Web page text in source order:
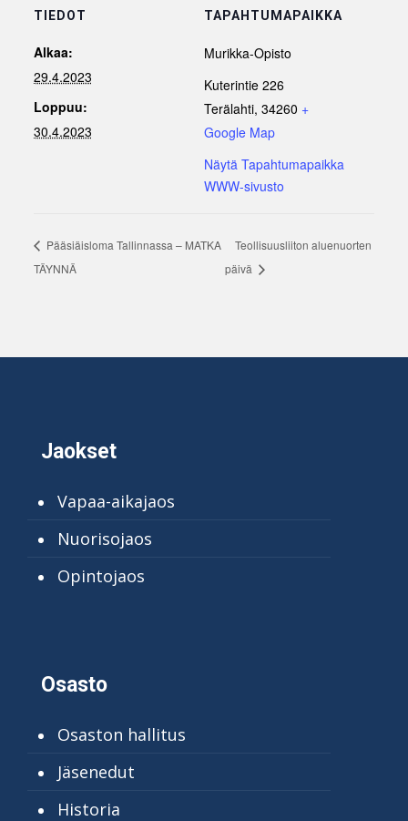
TIEDOT
Alkaa:
29.4.2023
Loppuu:
30.4.2023
TAPAHTUMAPAIKKA
Murikka-Opisto
Kuterintie 226
Terälahti, 34260 +
Google Map
Näytä Tapahtumapaikka
WWW-sivusto
Pääsiäisloma Tallinnassa – MATKA
TÄYNNÄ
Teollisuusliiton aluenuorten
päivä
Jaokset
Vapaa-aikajaos
Nuorisojaos
Opintojaos
Osasto
Osaston hallitus
Jäsenedut
Historia